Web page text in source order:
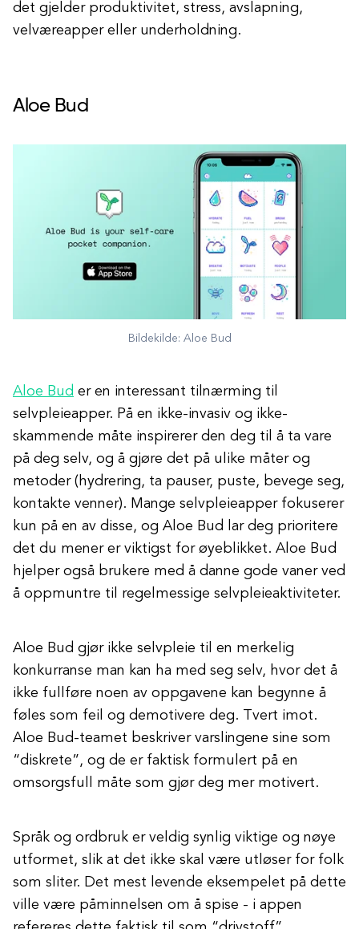
det gjelder produktivitet, stress, avslapning,
velværeapper eller underholdning.
Aloe Bud
Bildekilde: Aloe Bud
Aloe Bud er en interessant tilnærming til
selvpleieapper. På en ikke-invasiv og ikke-
skammende måte inspirerer den deg til å ta vare
på deg selv, og å gjøre det på ulike måter og
metoder (hydrering, ta pauser, puste, bevege seg,
kontakte venner). Mange selvpleieapper fokuserer
kun på en av disse, og Aloe Bud lar deg prioritere
det du mener er viktigst for øyeblikket. Aloe Bud
hjelper også brukere med å danne gode vaner ved
å oppmuntre til regelmessige selvpleieaktiviteter.
Aloe Bud gjør ikke selvpleie til en merkelig
konkurranse man kan ha med seg selv, hvor det å
ikke fullføre noen av oppgavene kan begynne å
føles som feil og demotivere deg. Tvert imot.
Aloe Bud-teamet beskriver varslingene sine som
“diskrete”, og de er faktisk formulert på en
omsorgsfull måte som gjør deg mer motivert.
Språk og ordbruk er veldig synlig viktige og nøye
utformet, slik at det ikke skal være utløser for folk
som sliter. Det mest levende eksempelet på dette
ville være påminnelsen om å spise - i appen